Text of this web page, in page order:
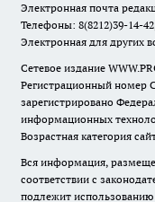
Электронная почта
Телефоны: 8(8212)39-14-
Электронная для других
Сетевое издание
Регистрационный номер
зарегистрировано
информационных
Возрастная категория
Вся информация,
соответствии с
подлежит